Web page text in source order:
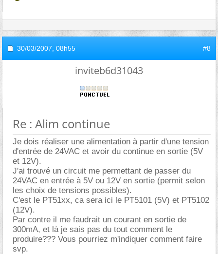
30/03/2007, 08h55 #8
inviteb6d31043
Re : Alim continue
Je dois réaliser une alimentation à partir d'une tension
d'entrée de 24VAC et avoir du continue en sortie (5V
et 12V).
J'ai trouvé un circuit me permettant de passer du
24VAC en entrée à 5V ou 12V en sortie (permit selon
les choix de tensions possibles).
C'est le PT51xx, ca sera ici le PT5101 (5V) et PT5102
(12V).
Par contre il me faudrait un courant en sortie de
300mA, et là je sais pas du tout comment le
produire??? Vous pourriez m'indiquer comment faire
svp.